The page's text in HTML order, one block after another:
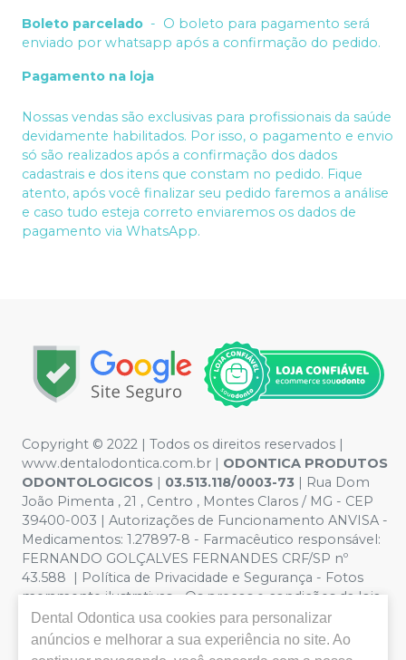
Boleto parcelado - O boleto para pagamento será
enviado por whatsapp após a confirmação do pedido.
Pagamento na loja
Nossas vendas são exclusivas para profissionais da saúde
devidamente habilitados. Por isso, o pagamento e envio
só são realizados após a confirmação dos dados
cadastrais e dos itens que constam no pedido. Fique
atento, após você finalizar seu pedido faremos a análise
e caso tudo esteja correto enviaremos os dados de
pagamento via WhatsApp.
Copyright © 2022 | Todos os direitos reservados |
www.dentalodontica.com.br | ODONTICA PRODUTOS
ODONTOLOGICOS | 03.513.118/0003-73 | Rua Dom
João Pimenta , 21 , Centro , Montes Claros / MG - CEP
39400-003 | Autorizações de Funcionamento ANVISA -
Medicamentos: 1.27897-8 - Farmacêutico responsável:
FERNANDO GOLÇALVES FERNANDES CRF/SP nº
43.588 | Política de Privacidade e Segurança - Fotos
meramente ilustrativas - Os preços e condições da loja
virtual estão sujeitos a alterações. Em caso de
divergência de preços no site, o valor válido é o do
Carrinho de Compra. Não vendemos por atacado, por
Dental Odontica usa cookies para personalizar
anúncios e melhorar a sua experiência no site. Ao